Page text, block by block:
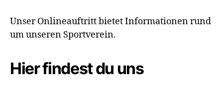
Unser Onlineauftritt bietet Informationen rund
um unseren Sportverein.
Hier findest du uns